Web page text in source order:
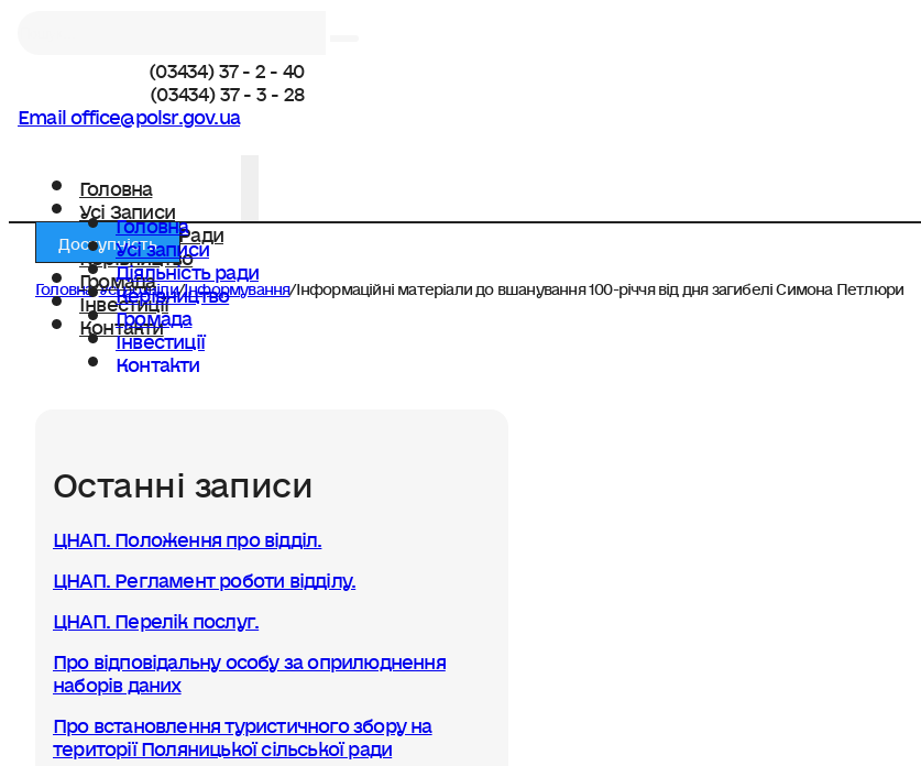
(03434) 37 - 2 - 40
(03434) 37 - 3 - 28
Email office@polsr.gov.ua
Головна
Усі Записи
Діяльність Ради
Керівництво
Громада
Інвестиції
Контакти
Головна
Усі записи
Діяльність ради
Керівництво
Громада
Інвестиції
Контакти
Доступність
Головна/Усі розділи/Інформування/Інформаційні матеріали до вшанування 100-річчя від дня загибелі Симона Петлюри
Останні записи
ЦНАП. Положення про відділ.
ЦНАП. Регламент роботи відділу.
ЦНАП. Перелік послуг.
Про відповідальну особу за оприлюднення
наборів даних
Про встановлення туристичного збору на
території Поляницької сільської ради